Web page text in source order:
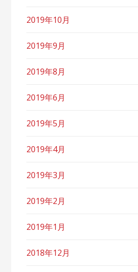
2019年10月
2019年9月
2019年8月
2019年6月
2019年5月
2019年4月
2019年3月
2019年2月
2019年1月
2018年12月